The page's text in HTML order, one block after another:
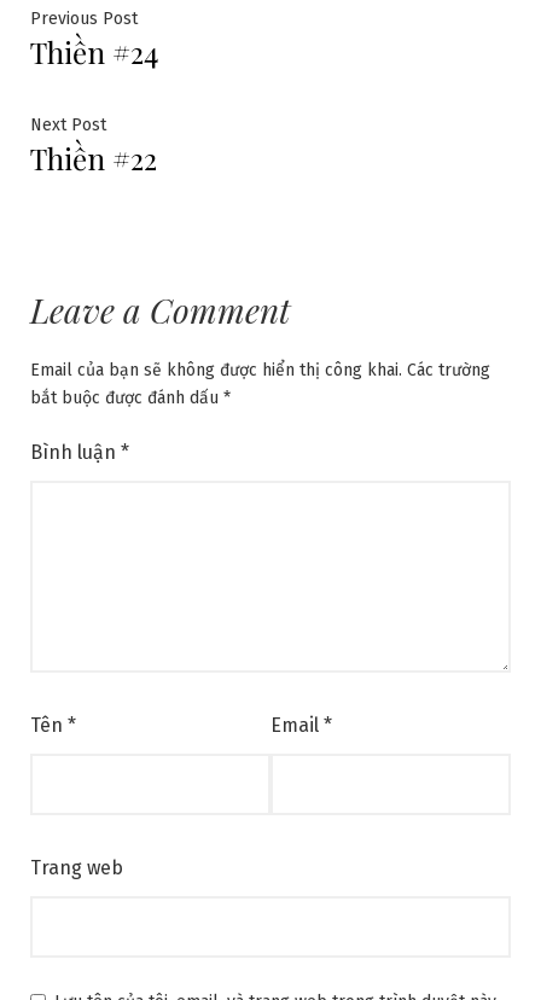
Điều
hướng
bài
viết
Previous PostPrevious
post:
Thiền #24
Next PostNext
post:
Thiền #22
Leave a Comment
Email của bạn sẽ không được hiển thị công khai. Các trường
bắt buộc được đánh dấu *
Bình luận *
Tên * Email *
Trang web